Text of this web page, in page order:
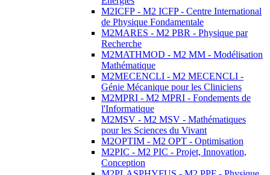
M2ICFP - M2 ICFP - Centre International
de Physique Fondamentale
M2MARES - M2 PBR - Physique par
Recherche
M2MATHMOD - M2 MM - Modélisation
Mathématique
M2MECENCLI - M2 MECENCLI -
Génie Mécanique pour les Cliniciens
M2MPRI - M2 MPRI - Fondements de
l'Informatique
M2MSV - M2 MSV - Mathématiques
pour les Sciences du Vivant
M2OPTIM - M2 OPT - Optimisation
M2PIC - M2 PIC - Projet, Innovation,
Conception